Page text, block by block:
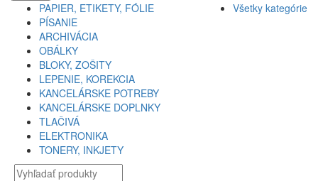
PAPIER, ETIKETY, FÓLIE
PÍSANIE
ARCHIVÁCIA
OBÁLKY
BLOKY, ZOŠITY
LEPENIE, KOREKCIA
KANCELÁRSKE POTREBY
KANCELÁRSKE DOPLNKY
TLAČIVÁ
ELEKTRONIKA
TONERY, INKJETY
Všetky kategórie